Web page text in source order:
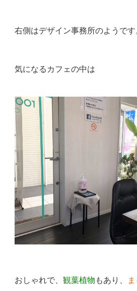
右側はデザイン事務所のようです
気になるカフェの中は
おしゃれで、観葉植物 もあり、